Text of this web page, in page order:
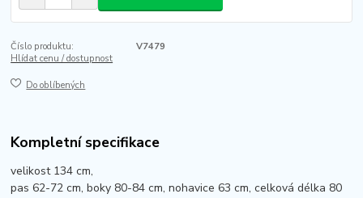
Číslo produktu:
V7479
Hlídat cenu / dostupnost
Do oblíbených
Kompletní specifikace
velikost 134 cm,
pas 62-72 cm, boky 80-84 cm, nohavice 63 cm, celková délka 80